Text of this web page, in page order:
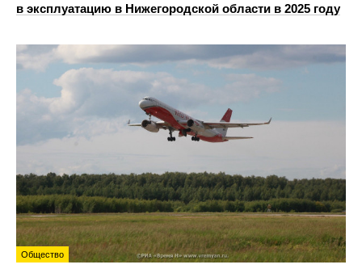
в эксплуатацию в Нижегородской области в 2025 году
Общество